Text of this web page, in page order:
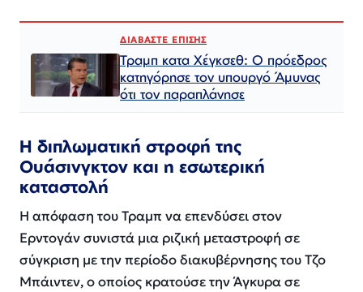
ΔΙΑΒΑΣΤΕ ΕΠΙΣΗΣ
Τραμπ κατα Χέγκσεθ: Ο πρόεδρος
κατηγόρησε τον υπουργό Άμυνας
ότι τον παραπλάνησε
Η διπλωματική στροφή της
Ουάσινγκτον και η εσωτερική
καταστολή
Η απόφαση του Τραμπ να επενδύσει στον
Ερντογάν συνιστά μια ριζική μεταστροφή σε
σύγκριση με την περίοδο διακυβέρνησης του Τζο
Μπάιντεν, ο οποίος κρατούσε την Άγκυρα σε